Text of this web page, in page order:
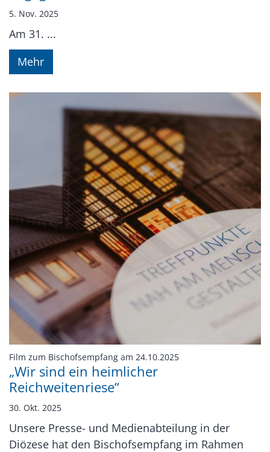
5. Nov. 2025
Am 31. ...
Mehr
Film zum Bischofsempfang am 24.10.2025:
„Wir sind ein heimlicher
Reichweitenriese“
30. Okt. 2025
Unsere Presse- und Medienabteilung in der
Diözese hat den Bischofsempfang im Rahmen